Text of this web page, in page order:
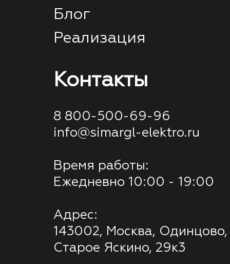
Блог
Реализация
Контакты
8 800-500-69-96
info@simargl-elektro.ru
Время работы:
Ежедневно 10:00 - 19:00
Адрес:
143002, Москва, Одинцово,
Старое Яскино, 29к3